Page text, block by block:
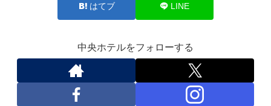
はてブ LINE
中央ホテルをフォローする